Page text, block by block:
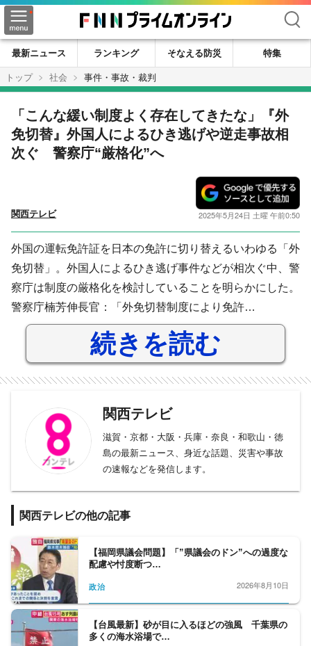
検索
最新ニュース ランキング そなえる防災
特集
トップ
社会 事件・事故・裁判
「こんな緩い制度よく存在してきたな」『外
免切替』外国人によるひき逃げや逆走事故相
次ぐ 警察庁“厳格化”へ
関西テレビ 2025年5月24日 土曜 午前0:50
外国の運転免許証を日本の免許に切り替えるいわゆる「外
免切替」。外国人によるひき逃げ事件などが相次ぐ中、警
察庁は制度の厳格化を検討していることを明らかにした。
警察庁楠芳伸長官：「外免切替制度により免許…
続きを読む
関西テレビ
滋賀・京都・大阪・兵庫・奈良・和歌山・徳
島の最新ニュース、身近な話題、災害や事故
の速報などを発信します。
関西テレビの他の記事
【福岡県議会問題】「”県議会のドン”への過度な
配慮や忖度断つ…
政治 2026年8月10日
【台風最新】砂が目に入るほどの強風 千葉県の
多くの海水浴場で…